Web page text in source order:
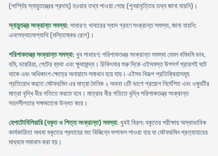
(পার্শ্বিয় স্নায়ুতন্ত্রের প্রদাহ) হওয়ার তথ্য পাওয়া গেছে (পুনরাবৃত্তির তথ্য জানা যায়নি)।
স্নায়ুতন্ত্র সংক্রান্ত সমস্যা: সাধারণ: খাবারের স্বাদ গ্রহণ সংক্রান্ত সমস্যা, জানা যায়নি:
এনসেফ্যালোপ্যাথি (মস্তিষ্কের রোগ)।
পরিপাকতন্ত্র সংক্রান্ত সমস্যা: খুব সাধারণ: পরিপাকতন্ত্র সংক্রান্ত সমস্যা যেমন বমিবমি ভাব,
বমি, ডায়রিয়া, পেটের ব্যথা এবং ক্ষুধামান্দ্য। চিকিৎসার শুরু দিকে এইসমস্ত উপসর্গ প্রায়শই ঘটে
থাকে এবং অধিকাংশ ক্ষেত্রে অনায়াসে সমাধান হয়ে যায়। এইসব বিরূপ প্রতিক্রিয়াসমূহ
প্রতিরোধ করতে মেটফরমিন এর মাত্রা দৈনিক ২ অথবা ৩টি ভাগে প্রয়োগ নির্দেশিত এবং ওষুধটির
মাত্রা বৃদ্ধি ধীর গতিতে করতে হবে। মাত্রার ধীর গতিতে বৃদ্ধি পরিপাকতন্ত্র সংক্রান্ত
সহনশীলতার সক্ষমতাকে উন্নত করে।
হেপাটোবিলিয়ারি (যকৃত ও পিত্ত সংক্রান্ত) সমস্যা: খুবই বিরল: যকৃতের পরীক্ষায় অস্বাভাবিক
কার্যকারিতা অথবা যকৃতের প্রদাহের মত বিচ্ছিন্ন ফলাফল পাওয়া যায় যা মেটফরমিন প্রত্যাহারের
মাধ্যমে সমাধান করা হয়।